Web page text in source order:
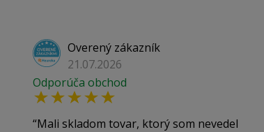
Overený zákazník
21.07.2026
Odporúča obchod
Mali skladom tovar, ktorý som nevedel